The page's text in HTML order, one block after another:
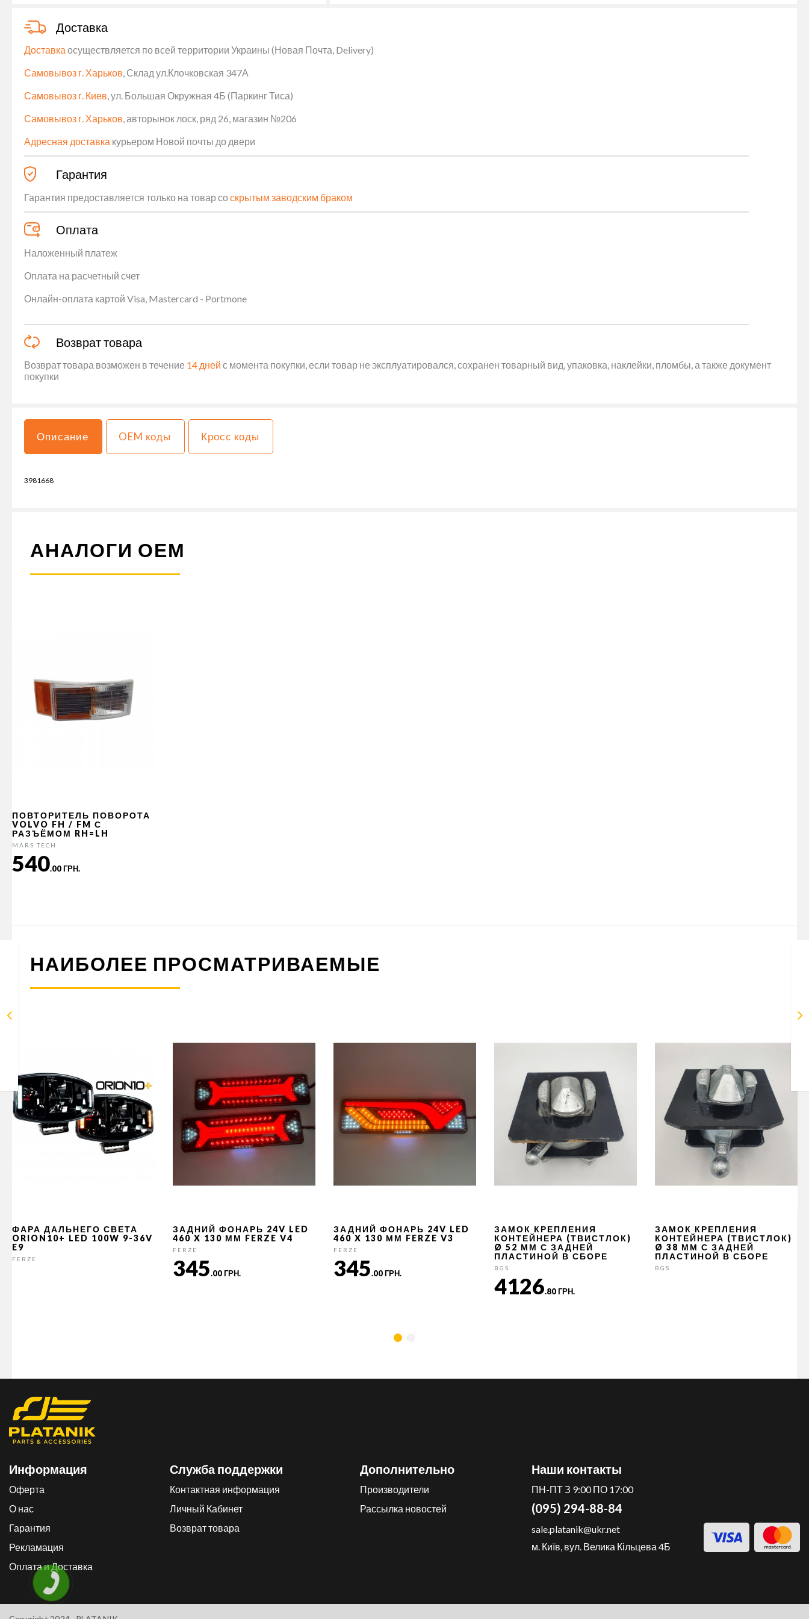
Доставка
Доставка осуществляется по всей территории Украины (Новая Почта, Delivery)
Самовывоз г. Харьков , Склад ул.Клочковская 347А
Самовывоз г. Киев , ул. Большая Окружная 4Б (Паркинг Тиса)
Самовывоз г. Харьков , авторынок лоск, ряд 26, магазин №206
Адресная доставка курьером Новой почты до двери
Гарантия
Гарантия предоставляется только на товар соскрытым заводским браком
Оплата
Наложенный платеж
Оплата на расчетный счет
Онлайн-оплата картой Visa, Mastercard - Portmone
Возврат товара
Возврат товара возможен в течение 14 дней с момента покупки, если товар не эксплуатировался, сохранен товарный вид, упаковка, наклейки, пломбы, а также документ
покупки
Описание OEM коды Кросс коды
3981668
АНАЛОГИ ОЕМ
ПОВТОРИТЕЛЬ ПОВОРОТА
VOLVO FH / FM С
РАЗЪЁМОМ RH=LH
MARS TECH
540.00 ГРН.
НАИБОЛЕЕ ПРОСМАТРИВАЕМЫЕ
ФАРА ДАЛЬНЕГО СВЕТА
ORION10+ LED 100W 9-36V
E9
FERZE
ЗАДНИЙ ФОНАРЬ 24V LED
460 X 130 ММ FERZE V4
FERZE
345.00 ГРН.
ЗАДНИЙ ФОНАРЬ 24V LED
460 X 130 ММ FERZE V3
FERZE
345.00 ГРН.
ЗАМОК КРЕПЛЕНИЯ
КОНТЕЙНЕРА (ТВИСТЛОК)
Ø 52 ММ С ЗАДНЕЙ
ПЛАСТИНОЙ В СБОРЕ
BGS
4126.80 ГРН.
ЗАМОК КРЕПЛЕНИЯ
КОНТЕЙНЕРА (ТВИСТЛОК)
Ø 38 ММ С ЗАДНЕЙ
ПЛАСТИНОЙ В СБОРЕ
BGS
Информация
Оферта
О нас
Гарантия
Рекламация
Оплата и Доставка
Служба поддержки
Контактная информация
Личный Кабинет
Возврат товара
Дополнительно
Производители
Рассылка новостей
Наши контакты
ПН-ПТ З 9:00 ПО 17:00
(095) 294-88-84
sale.platanik@ukr.net
м. Київ, вул. Велика Кільцева 4Б